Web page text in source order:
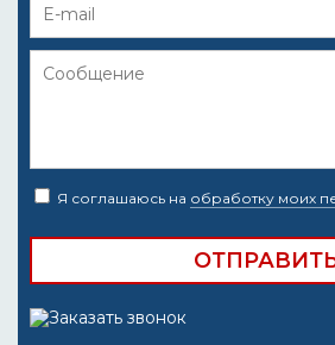
Я соглашаюсь на обработку моих